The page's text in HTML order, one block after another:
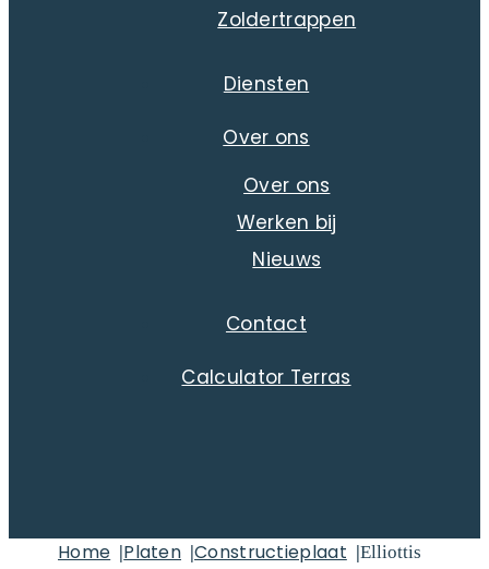
Zoldertrappen
Diensten
Over ons
Over ons
Werken bij
Nieuws
Contact
Calculator Terras
Home Platen Constructieplaat
Elliottis